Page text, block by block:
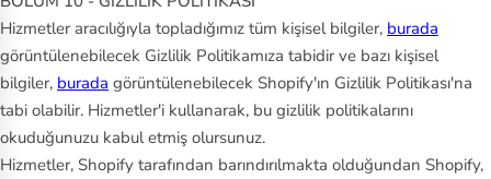
Hizmetler aracılığıyla topladığımız tüm kişisel bilgiler, burada
görüntülenebilecek Gizlilik Politikamıza tabidir ve bazı kişisel
bilgiler, burada görüntülenebilecek Shopify'ın Gizlilik Politikası'na
tabi olabilir. Hizmetler'i kullanarak, bu gizlilik politikalarını
okuduğunuzu kabul etmiş olursunuz.
Hizmetler, Shopify tarafından barındırılmakta olduğundan Shopify,